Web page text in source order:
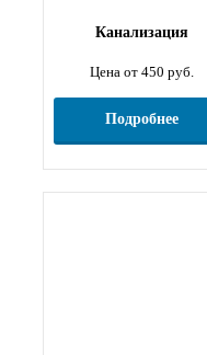
Канализация
Цена от 450 руб.
Подробнее